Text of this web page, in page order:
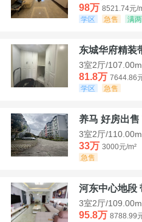
98万 8521.74元/
学区
急售 满
东城华府精装
3室2厅/
81.8万 7644.86
学区
急售
养马 好房出
3室2厅/
33万 3000元/m²
急售
河东中心地段
3室2厅/
95.8万 8788.99